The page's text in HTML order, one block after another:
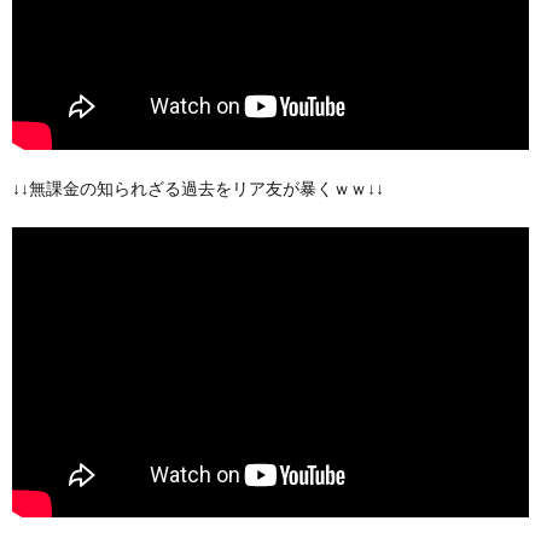
↓↓無課金の知られざる過去をリア友が暴くｗｗ↓↓